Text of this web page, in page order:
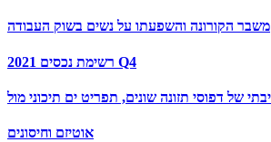
משבר הקורונה והשפעתו על נשים בשוק העבודה
רשימת נכסים 2021 Q4
אוטיזם וחיסונים